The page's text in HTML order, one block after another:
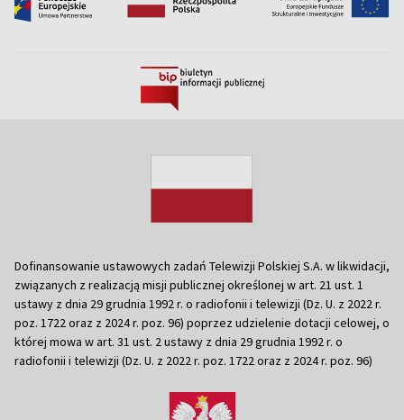
Dofinansowanie ustawowych zadań Telewizji Polskiej S.A. w likwidacji,
związanych z realizacją misji publicznej określonej w art. 21 ust. 1
ustawy z dnia 29 grudnia 1992 r. o radiofonii i telewizji (Dz. U. z 2022 r.
poz. 1722 oraz z 2024 r. poz. 96) poprzez udzielenie dotacji celowej, o
której mowa w art. 31 ust. 2 ustawy z dnia 29 grudnia 1992 r. o
radiofonii i telewizji (Dz. U. z 2022 r. poz. 1722 oraz z 2024 r. poz. 96)